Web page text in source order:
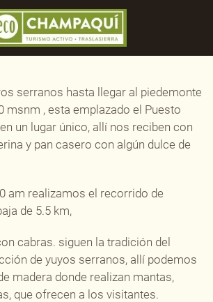
serranos hasta llegar al piedemonte
msnm , esta emplazado el Puesto
un lugar único, allí nos reciben con
y pan casero con algún dulce de
am realizamos el recorrido de
de 5.5 km,
cabras. siguen la tradición del
de yuyos serranos, allí podemos
madera donde realizan mantas,
que ofrecen a los visitantes.